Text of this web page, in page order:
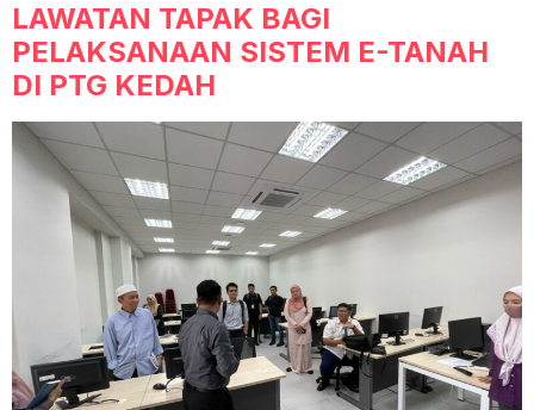
LAWATAN TAPAK BAGI
PELAKSANAAN SISTEM E-TANAH
DI PTG KEDAH